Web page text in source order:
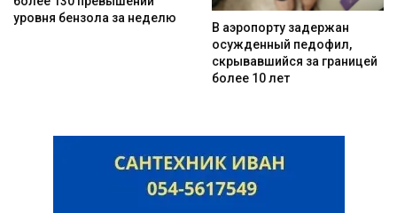
уровня бензола за неделю
В аэропорту задержан
осужденный педофил,
скрывавшийся за границей
более 10 лет